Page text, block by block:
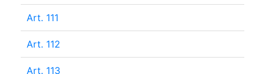
Art. 111
Art. 112
Art. 113